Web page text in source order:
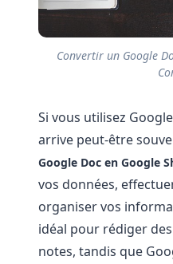
Convertir un Google
Si vous utilisez
arrive peut-être
Google Doc en Google
vos données,
organiser vos
idéal pour rédiger
notes, tandis que